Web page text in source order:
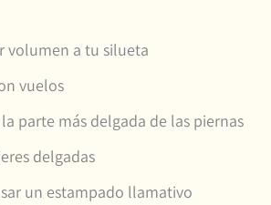
volumen a tu silueta
vuelos
parte más delgada de las piernas
delgadas
un estampado llamativo